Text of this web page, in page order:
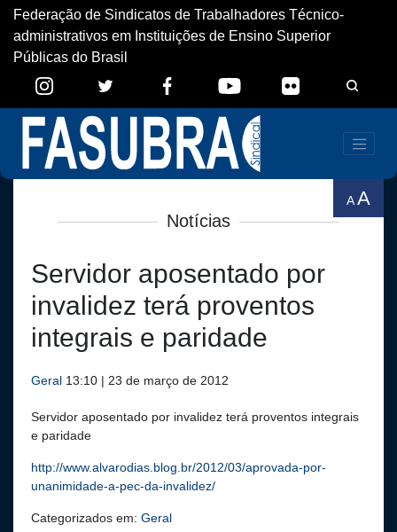
Federação de Sindicatos de Trabalhadores Técnico-
administrativos em Instituições de Ensino Superior
Públicas do Brasil
AA
Notícias
Servidor aposentado por
invalidez terá proventos
integrais e paridade
Geral 13:10 | 23 de março de 2012
Servidor aposentado por invalidez terá proventos integrais
e paridade
http://www.alvarodias.blog.br/2012/03/aprovada-por-
unanimidade-a-pec-da-invalidez/
Categorizados em: Geral